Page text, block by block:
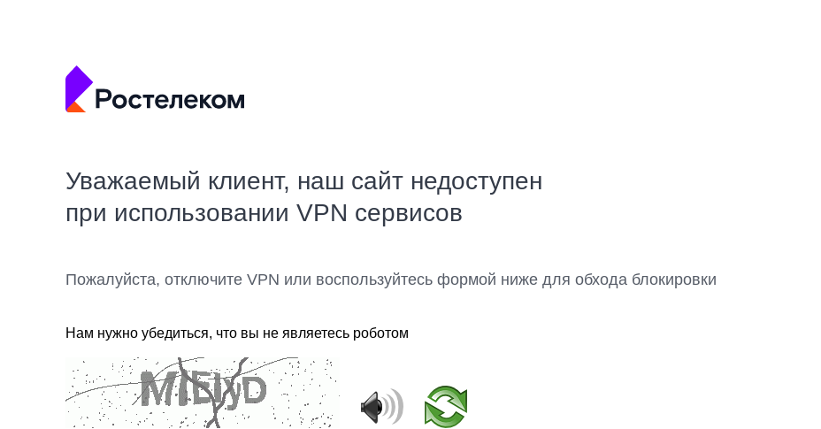
Уважаемый клиент, наш сайт недоступен
при использовании VPN сервисов
Пожалуйста, отключите VPN или воспользуйтесь формой ниже для обхода блокировки
Нам нужно убедиться, что вы не являетесь роботом